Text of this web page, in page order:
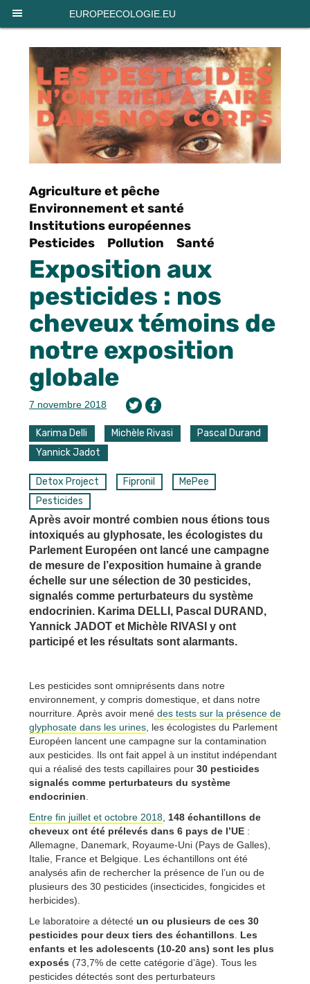
EUROPEECOLOGIE.EU
Agriculture et pêche
Environnement et santé
Institutions européennes
Pesticides
Pollution Santé
Exposition aux
pesticides : nos
cheveux témoins de
notre exposition
globale
7 novembre 2018
Karima Delli Michèle Rivasi
Pascal Durand
Yannick Jadot
Detox Project Fipronil
MePee
Pesticides
Après avoir montré combien nous étions tous
intoxiqués au glyphosate, les écologistes du
Parlement Européen ont lancé une campagne
de mesure de l’exposition humaine à grande
échelle sur une sélection de 30 pesticides,
signalés comme perturbateurs du système
endocrinien. Karima DELLI, Pascal DURAND,
Yannick JADOT et Michèle RIVASI y ont
participé et les résultats sont alarmants.
Les pesticides sont omniprésents dans notre
environnement, y compris domestique, et dans notre
nourriture. Après avoir mené des tests sur la présence de
glyphosate dans les urines, les écologistes du Parlement
Européen lancent une campagne sur la contamination
aux pesticides. Ils ont fait appel à un institut indépendant
qui a réalisé des tests capillaires pour 30 pesticides
signalés comme perturbateurs du système
endocrinien.
Entre fin juillet et octobre 2018, 148 échantillons de
cheveux ont été prélevés dans 6 pays de l’UE :
Allemagne, Danemark, Royaume-Uni (Pays de Galles),
Italie, France et Belgique. Les échantillons ont été
analysés afin de rechercher la présence de l’un ou de
plusieurs des 30 pesticides (insecticides, fongicides et
herbicides).
Le laboratoire a détecté un ou plusieurs de ces 30
pesticides pour deux tiers des échantillons. Les
enfants et les adolescents (10-20 ans) sont les plus
exposés (73,7% de cette catégorie d’âge). Tous les
pesticides détectés sont des perturbateurs